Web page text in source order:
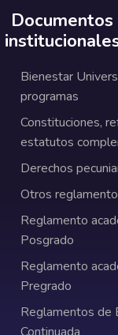
Documentos
Bienestar
programas
Constituciones,
estatutos
Derechos
Otros
Reglamento
Posgrado
Reglamento
Pregrado
Reglamentos de
Continuada